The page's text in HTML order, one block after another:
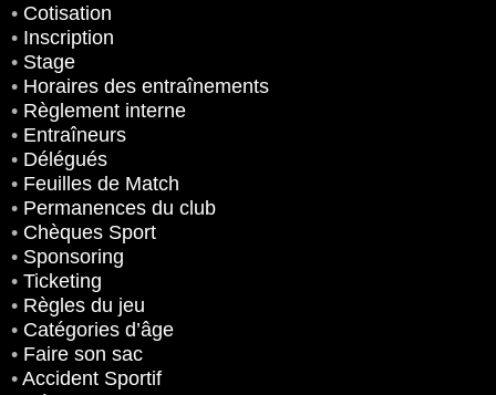
• Cotisation
• Inscription
• Stage
• Horaires des entraînements
• Règlement interne
• Entraîneurs
• Délégués
• Feuilles de Match
• Permanences du club
• Chèques Sport
• Sponsoring
• Ticketing
• Règles du jeu
• Catégories d’âge
• Faire son sac
• Accident Sportif